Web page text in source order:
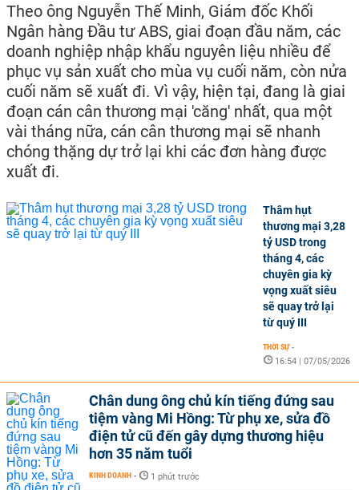
Theo ông Nguyễn Thế Minh, Giám đốc Khối
Ngân hàng Đầu tư ABS, giai đoạn đầu năm, các
doanh nghiệp nhập khẩu nguyên liệu nhiều để
phục vụ sản xuất cho mùa vụ cuối năm, còn nửa
cuối năm sẽ xuất đi. Vì vậy, hiện tại, đang là giai
đoạn cán cân thương mại 'căng' nhất, qua một
vài tháng nữa, cán cân thương mại sẽ nhanh
chóng thặng dự trở lại khi các đơn hàng được
xuất đi.
Thâm hụt
thương mại 3,28
tỷ USD trong
tháng 4, các
chuyên gia kỳ
vọng xuất siêu
sẽ quay trở lại
từ quý III
THỜI SỰ -
16:54 | 07/05/2026
Chân dung ông chủ kín tiếng đứng sau
tiệm vàng Mi Hồng: Từ phụ xe, sửa đồ
điện tử cũ đến gây dựng thương hiệu
hơn 35 năm tuổi
KINH DOANH - 1 phút trước